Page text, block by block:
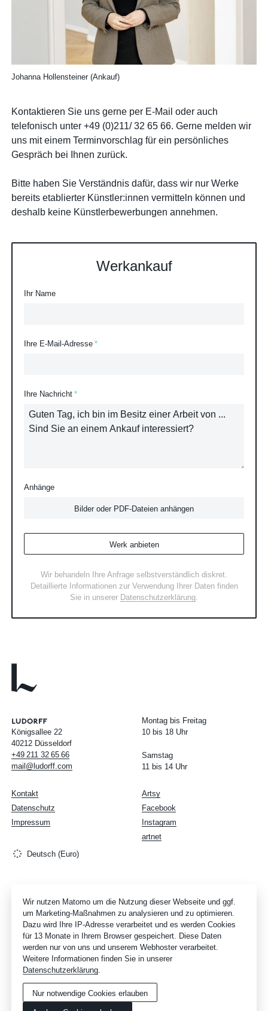
Johanna Hollensteiner (Ankauf)
Kontaktieren Sie uns gerne per E-Mail oder auch
telefonisch unter +49 (0)211/ 32 65 66. Gerne melden wir
uns mit einem Terminvorschlag für ein persönliches
Gespräch bei Ihnen zurück.
Bitte haben Sie Verständnis dafür, dass wir nur Werke
bereits etablierter Künstler:innen vermitteln können und
deshalb keine Künstlerbewerbungen annehmen.
Werkankauf
Ihr Name
Ihre E-Mail-Adresse
Ihre Nachricht
Anhänge
Bilder oder PDF-Dateien anhängen
Werk anbieten
Wir behandeln Ihre Anfrage selbstverständlich diskret.
Detaillierte Informationen zur Verwendung Ihrer Daten finden
Sie in unserer Datenschutzerklärung.
Königsallee 22
40212 Düsseldorf
+49 211 32 65 66
mail@ludorff.com
Montag bis Freitag
10 bis 18 Uhr
Samstag
11 bis 14 Uhr
Artsy
Facebook
Instagram
artnet
Kontakt
Datenschutz
Impressum
Deutsch (Euro)
Wir nutzen Matomo um die Nutzung dieser Webseite und ggf.
um Marketing-Maßnahmen zu analysieren und zu optimieren.
Dazu wird Ihre IP-Adresse verarbeitet und es werden Cookies
für 13 Monate in Ihrem Browser gespeichert. Diese Daten
werden nur von uns und unserem Webhoster verarbeitet.
Weitere Informationen finden Sie in unserer
Datenschutzerklärung
Nur notwendige Cookies erlauben